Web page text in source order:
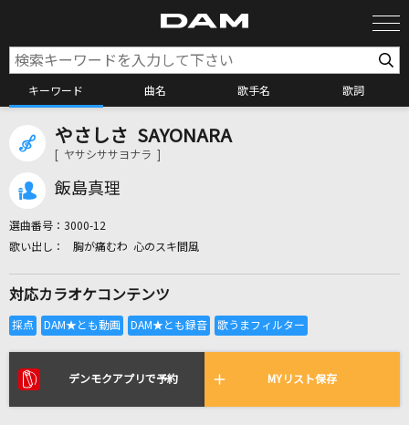
キーワード 曲名 歌手名 歌詞
カラオケ検索
全国りれき
リアルタイムで歌われている曲の一覧
やさしさ SAYONARA
[ ヤサシササヨナラ ]
飯島真理
選曲番号： 3000-12
胸が痛むわ 心のスキ間風
対応カラオケコンテンツ
デンモクアプリで予約 MYリスト保存